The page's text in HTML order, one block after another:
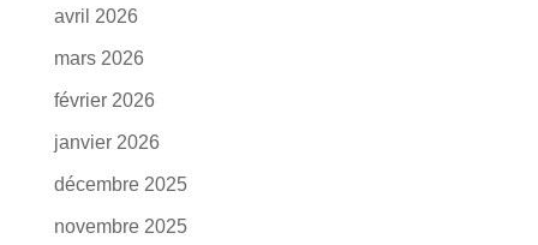
avril 2026
mars 2026
février 2026
janvier 2026
décembre 2025
novembre 2025